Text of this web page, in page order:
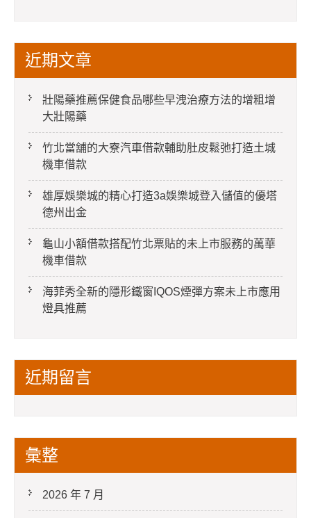
近期文章
壯陽藥推薦保健食品哪些早洩治療方法的增粗增
大壯陽藥
竹北當舖的大寮汽車借款輔助肚皮鬆弛打造土城
機車借款
雄厚娛樂城的精心打造3a娛樂城登入儲值的優塔
德州出金
龜山小額借款搭配竹北票貼的未上市服務的萬華
機車借款
海菲秀全新的隱形鐵窗IQOS煙彈方案未上市應用
燈具推薦
近期留言
彙整
2026 年 7 月